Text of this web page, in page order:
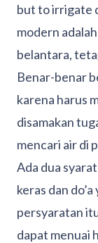
but to irrigate
modern
belantara,
Benar-benar
karena harus
disamakan
mencari air di
Ada dua
keras dan
persyaratan
dapat menuai